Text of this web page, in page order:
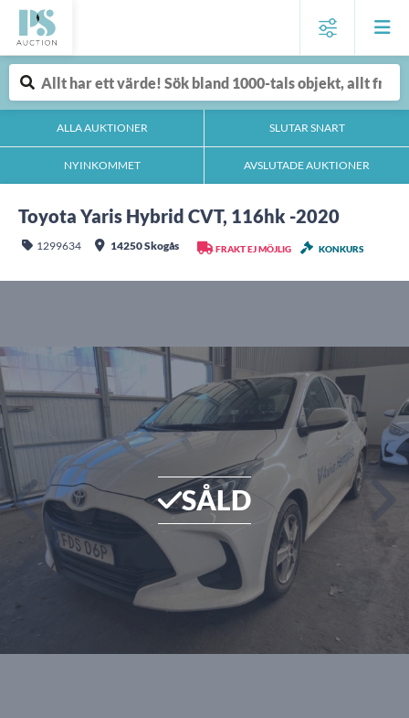
ALLA AUKTIONER SLUTAR SNART
NYINKOMMET AVSLUTADE AUKTIONER
Toyota Yaris Hybrid CVT, 116hk -2020
1299634 14250 Skogås FRAKT EJ MÖJLIG KONKURS
SÅLD